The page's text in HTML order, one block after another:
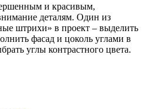
и красивым,
деталям. Один из
штрихи» в проект – выделить
фасад и цоколь углами в
углы контрастного цвета.